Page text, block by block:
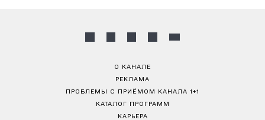
О КАНАЛЕ
РЕКЛАМА
ПРОБЛЕМЫ С ПРИЁМОМ КАНАЛА 1+1
КАТАЛОГ ПРОГРАММ
КАРЬЕРА